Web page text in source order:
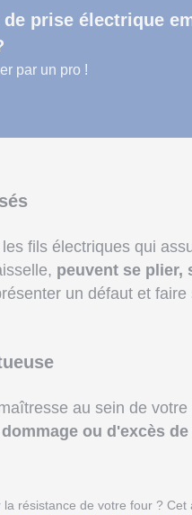
de prise électrique
par un pro !
fils électriques qui
peuvent se plier,
un défaut et
au sein de
ou d'excès
la résistance de votre four ?